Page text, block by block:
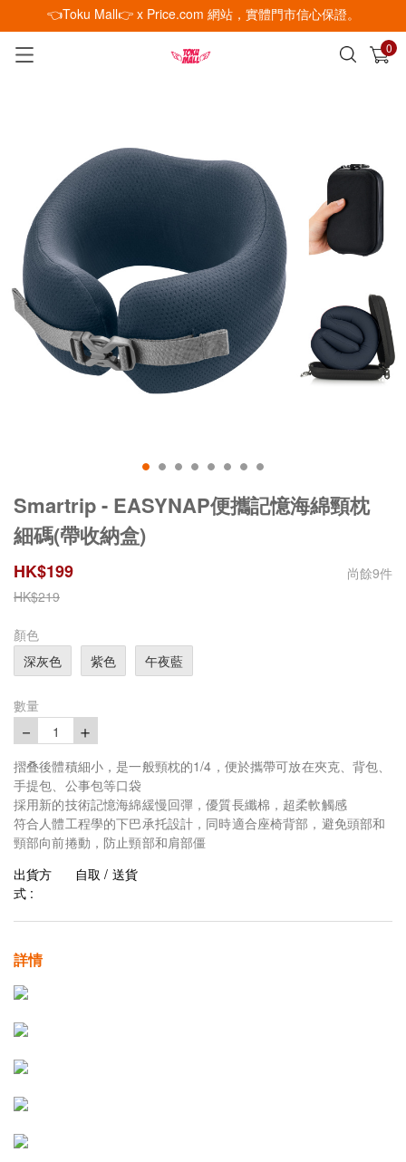
👈Toku Mall👉 x Price.com 網站，實體門市信心保證。
0
已加入購物車 查看
Smartrip - EASYNAP便攜記憶海綿頸枕
細碼(帶收納盒)
HK$199 尚餘9件
HK$219
顏色
深灰色
紫色 午夜藍
數量
－ 1 ＋
摺叠後體積細小，是一般頸枕的1/4，便於攜帶可放在夾克、背包、
手提包、公事包等口袋
採用新的技術記憶海綿緩慢回彈，優質長纖棉，超柔軟觸感
符合人體工程學的下巴承托設計，同時適合座椅背部，避免頭部和
頸部向前捲動，防止頸部和肩部僵
出貨方
式 :
自取 / 送貨
詳情